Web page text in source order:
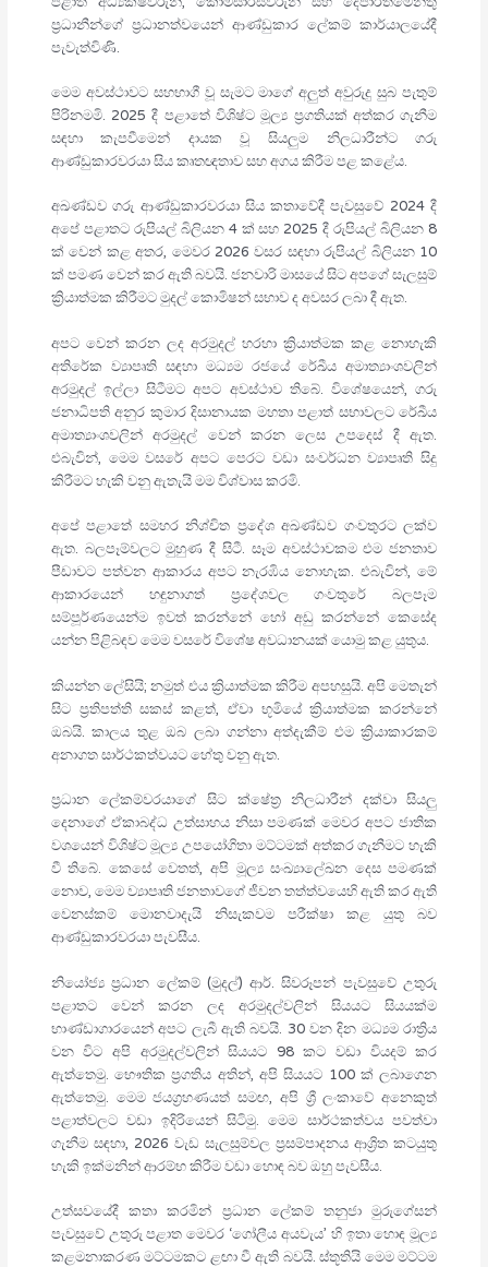
ප්‍රධානීන්ගේ ප්‍රධානත්වයෙන් ආණ්ඩුකාර ලේකම් කාර්යාලයේදී
පැවැත්විණි.
මෙම අවස්ථාවට සහභාගී වූ සැමට මාගේ අලුත් අවුරුදු සුබ පැතුම්
පිරිනමමි. 2025 දී පළාතේ විශිෂ්ට මූල්‍ය ප්‍රගතියක් අත්කර ගැනීම
සඳහා කැපවීමෙන් දායක වූ සියලුම නිලධාරීන්ට ගරු
ආණ්ඩුකාරවරයා සිය කෘතඥතාව සහ අගය කිරීම පළ කළේය.
අඛණ්ඩව ගරු ආණ්ඩුකාරවරයා සිය කතාවේදී පැවසුවේ 2024 දී
අපේ පළාතට රුපියල් බිලියන 4 ක් සහ 2025 දී රුපියල් බිලියන 8
ක් වෙන් කළ අතර, මෙවර 2026 වසර සඳහා රුපියල් බිලියන 10
ක් පමණ වෙන් කර ඇති බවයි. ජනවාරි මාසයේ සිට අපගේ සැලසුම්
ක්‍රියාත්මක කිරීමට මුදල් කොමිෂන් සභාව ද අවසර ලබා දී ඇත.
අපට වෙන් කරන ලද අරමුදල් හරහා ක්‍රියාත්මක කළ නොහැකි
අතිරේක ව්‍යාපෘති සඳහා මධ්‍යම රජයේ රේඛීය අමාත්‍යාංශවලින්
අරමුදල් ඉල්ලා සිටීමට අපට අවස්ථාව තිබේ. විශේෂයෙන්, ගරු
ජනාධිපති අනුර කුමාර දිසානායක මහතා පළාත් සභාවලට රේඛීය
අමාත්‍යාංශවලින් අරමුදල් වෙන් කරන ලෙස උපදෙස් දී ඇත.
එබැවින්, මෙම වසරේ අපට පෙරට වඩා සංවර්ධන ව්‍යාපෘති සිදු
කිරීමට හැකි වනු ඇතැයි මම විශ්වාස කරමි.
අපේ පළාතේ සමහර නිශ්චිත ප්‍රදේශ අඛණ්ඩව ගංවතුරට ලක්ව
ඇත. බලපෑම්වලට මුහුණ දී සිටී. සෑම අවස්ථාවකම එම ජනතාව
පීඩාවට පත්වන ආකාරය අපට නැරඹිය නොහැක. එබැවින්, මේ
ආකාරයෙන් හඳුනාගත් ප්‍රදේශවල ගංවතුරේ බලපෑම
සම්පූර්ණයෙන්ම ඉවත් කරන්නේ හෝ අඩු කරන්නේ කෙසේද
යන්න පිළිබඳව මෙම වසරේ විශේෂ අවධානයක් යොමු කළ යුතුය.
කියන්න ලේසියි; නමුත් එය ක්‍රියාත්මක කිරීම අපහසුයි. අපි මෙතැන්
සිට ප්‍රතිපත්ති සකස් කළත්, ඒවා භූමියේ ක්‍රියාත්මක කරන්නේ
ඔබයි. කාලය තුළ ඔබ ලබා ගන්නා අත්දැකීම් එම ක්‍රියාකාරකම්
අනාගත සාර්ථකත්වයට හේතු වනු ඇත.
ප්‍රධාන ලේකම්වරයාගේ සිට ක්ෂේත්‍ර නිලධාරීන් දක්වා සියලු
දෙනාගේ ඒකාබද්ධ උත්සාහය නිසා පමණක් මෙවර අපට ජාතික
වශයෙන් විශිෂ්ට මූල්‍ය උපයෝගිතා මට්ටමක් අත්කර ගැනීමට හැකි
වී තිබේ. කෙසේ වෙතත්, අපි මූල්‍ය සංඛ්‍යාලේඛන දෙස පමණක්
නොව, මෙම ව්‍යාපෘති ජනතාවගේ ජීවන තත්ත්වයෙහි ඇති කර ඇති
වෙනස්කම් මොනවාදැයි නිසැකවම පරීක්ෂා කළ යුතු බව
ආණ්ඩුකාරවරයා පැවසීය.
නියෝජ්‍ය ප්‍රධාන ලේකම් (මුදල්) ආර්. සිවරූපන් පැවසුවේ උතුරු
පළාතට වෙන් කරන ලද අරමුදල්වලින් සියයට සියයක්ම
භාණ්ඩාගාරයෙන් අපට ලැබී ඇති බවයි. 30 වන දින මධ්‍යම රාත්‍රිය
වන විට අපි අරමුදල්වලින් සියයට 98 කට වඩා වියදම් කර
ඇත්තෙමු. භෞතික ප්‍රගතිය අතින්, අපි සියයට 100 ක් ලබාගෙන
ඇත්තෙමු. මෙම ජයග්‍රහණයත් සමඟ, අපි ශ්‍රී ලංකාවේ අනෙකුත්
පළාත්වලට වඩා ඉදිරියෙන් සිටිමු. මෙම සාර්ථකත්වය පවත්වා
ගැනීම සඳහා, 2026 වැඩ සැලසුම්වල ප්‍රසම්පාදනය ආශ්‍රිත කටයුතු
හැකි ඉක්මනින් ආරම්භ කිරීම වඩා හොඳ බව ඔහු පැවසීය.
උත්සවයේදී කතා කරමින් ප්‍රධාන ලේකම් තනුජා මුරුගේසන්
පැවසුවේ උතුරු පළාත මෙවර ‘ගෝලීය අයවැය’ හි ඉතා හොඳ මූල්‍ය
කළමනාකරණ මට්ටමකට ළඟා වී ඇති බවයි. ස්තූතියි මෙම මට්ටම